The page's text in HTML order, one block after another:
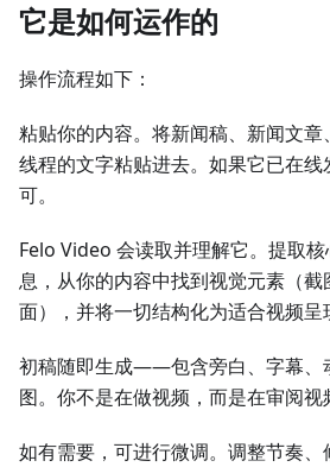
它是如何运作的
操作流程如下：
粘贴你的内容。将新闻稿、新闻文章
线程的文字粘贴进去。如果它已在
可。
Felo Video 会读取并理解它。提取
息，从你的内容中找到视觉元素（截
面），并将一切结构化为适合视频呈
初稿随即生成——包含旁白、字幕、
图。你不是在做视频，而是在审阅视
如有需要，可进行微调。调整节奏、